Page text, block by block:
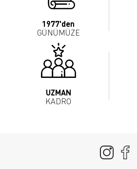
1977'den
GÜNÜMÜZE
UZMAN
KADRO